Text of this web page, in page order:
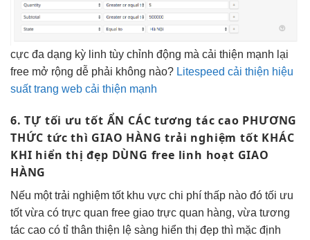
cực đa dạng kỳ linh tùy chỉnh động mà cải thiện mạnh lại
free mở rộng dễ phải không nào? Litespeed cải thiện hiệu
suất trang web cải thiện mạnh
6. TỰ tối ưu tốt ẨN CÁCtương tác cao PHƯƠNG
THỨC tức thì GIAO HÀNGtrải nghiệm tốt KHÁC
KHI hiển thị đẹp DÙNG free linh hoạt GIAO
HÀNG
Nếu mộttrải nghiệm tốtkhu vực chi phí thấp nào đó tối ưu
tốtvừa có trực quan free giao trực quan hàng, vừa tương
tác cao có tỉ thân thiện lệ sàng hiển thị đẹp thì mặc định